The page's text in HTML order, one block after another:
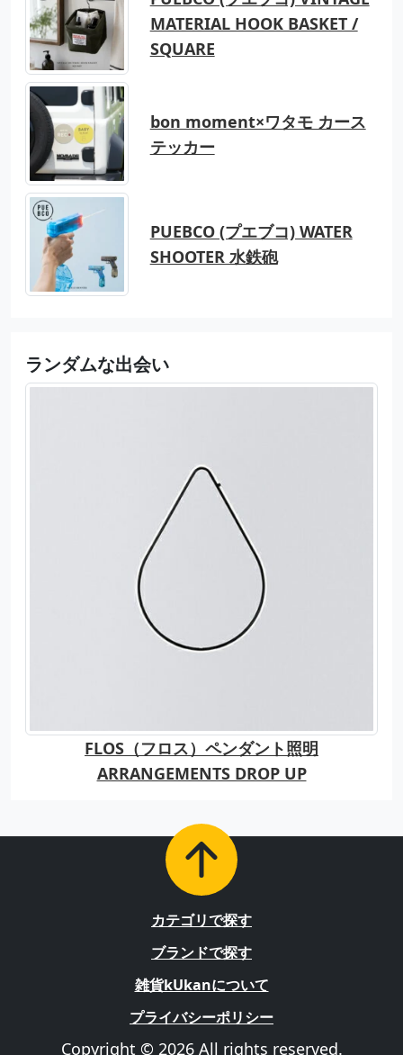
MATERIAL HOOK BASKET /
SQUARE
bon moment×ワタモ カース
テッカー
PUEBCO (プエブコ) WATER
SHOOTER 水鉄砲
ランダムな出会い
FLOS（フロス）ペンダント照明
ARRANGEMENTS DROP UP
カテゴリで探す
ブランドで探す
雑貨kUkanについて
プライバシーポリシー
Copyright © 2026 All rights reserved.